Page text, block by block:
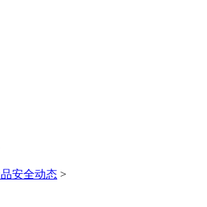
安全动态 >